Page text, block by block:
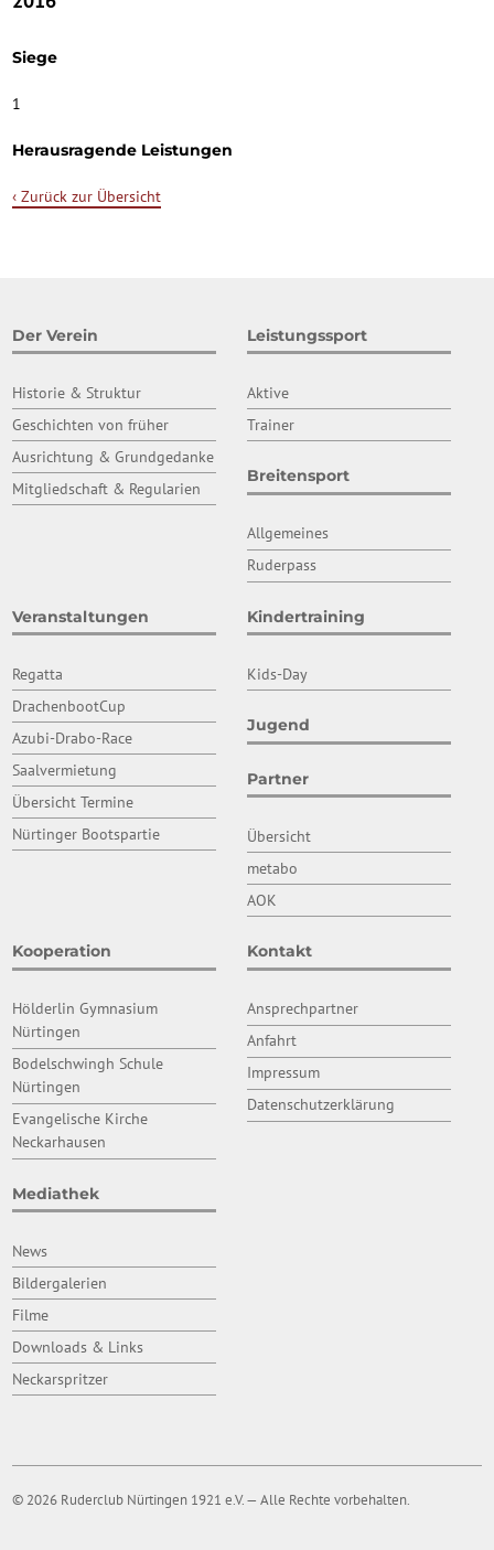
Siege
1
Herausragende Leistungen
‹ Zurück zur Übersicht
Der Verein
Historie & Struktur
Geschichten von früher
Ausrichtung & Grundgedanke
Mitgliedschaft & Regularien
Leistungssport
Aktive
Trainer
Breitensport
Allgemeines
Ruderpass
Veranstaltungen
Regatta
DrachenbootCup
Azubi-Drabo-Race
Saalvermietung
Übersicht Termine
Nürtinger Bootspartie
Kindertraining
Kids-Day
Jugend
Partner
Übersicht
metabo
AOK
Kooperation
Hölderlin Gymnasium
Nürtingen
Bodelschwingh Schule
Nürtingen
Evangelische Kirche
Neckarhausen
Mediathek
News
Bildergalerien
Filme
Downloads & Links
Neckarspritzer
Kontakt
Ansprechpartner
Anfahrt
Impressum
Datenschutzerklärung
© 2026 Ruderclub Nürtingen 1921 e.V. — Alle Rechte vorbehalten.